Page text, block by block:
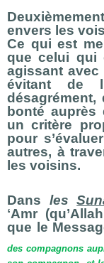
envers les
Ce qui est
que celui qui
agissant
évitant de
bonté auprès
un critère
pour
autres, à
les voisins.
Dans les
ʻAmr
que le
des compagnons